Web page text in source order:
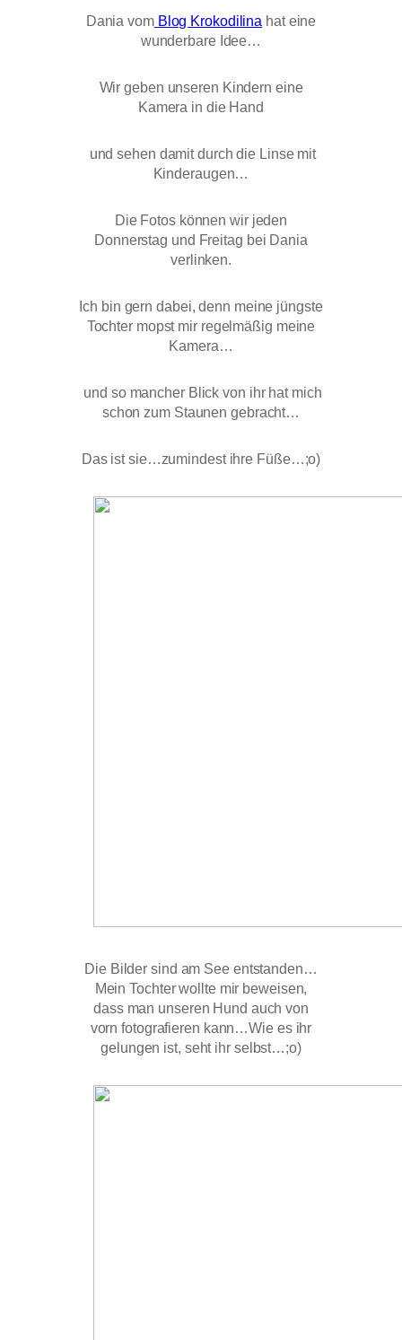
Dania vomBlog Krokodilina hat eine
wunderbare Idee…
Wir geben unseren Kindern eine
Kamera in die Hand
und sehen damit durch die Linse mit
Kinderaugen…
Die Fotos können wir jeden
Donnerstag und Freitag bei Dania
verlinken.
Ich bin gern dabei, denn meine jüngste
Tochter mopst mir regelmäßig meine
Kamera…
und so mancher Blick von ihr hat mich
schon zum Staunen gebracht…
Das ist sie…zumindest ihre Füße…;o)
Die Bilder sind am See entstanden…
Mein Tochter wollte mir beweisen,
dass man unseren Hund auch von
vorn fotografieren kann…Wie es ihr
gelungen ist, seht ihr selbst…;o)